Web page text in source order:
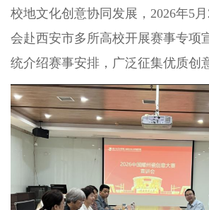
校地文化创意协同发展，2026年5
会赴西安市多所高校开展赛事专项
统介绍赛事安排，广泛征集优质创